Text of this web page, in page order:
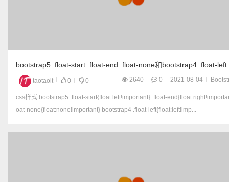
bootstrap5 .float-start .float-end .float-none和bootstrap4 .float-left
.float-right
taotaoit 0 0 2640 0 2021-08-04
css样式 bootstrap5 .float-start{float:left!important} .float-end{float:right!important} .fl
oat-none{float:none!important} bootstrap4 .float-left{float:left!imp...